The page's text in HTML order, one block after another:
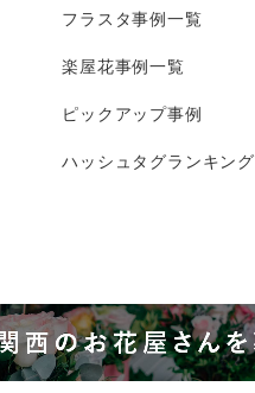
フラスタ事例一覧
楽屋花事例一覧
ピックアップ事例
ハッシュタグランキング